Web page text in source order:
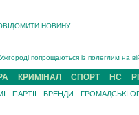
НОВИНУ
попрощаються із полеглим на
5 серпня попрощаються із
загибель захисника із
війні з рф поліг військовий з
КРИМІНАЛ СПОРТ НС
ПАРТІЇ БРЕНДИ ГРОМАДСЬКІ